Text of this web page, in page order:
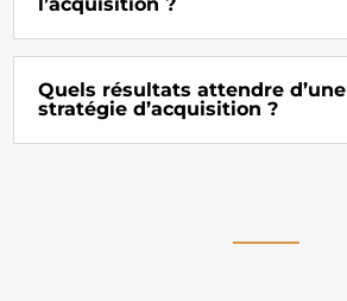
Quels résultats attendre d’une
stratégie d’acquisition ?